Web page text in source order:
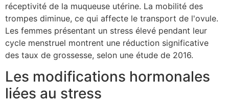
réceptivité de la muqueuse utérine. La mobilité des
trompes diminue, ce qui affecte le transport de l'ovule.
Les femmes présentant un stress élevé pendant leur
cycle menstruel montrent une réduction significative
des taux de grossesse, selon une étude de 2016.
Les modifications hormonales
liées au stress